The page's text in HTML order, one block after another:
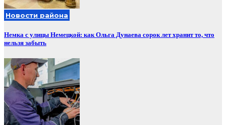
Новости района
Немка с улицы Немецкой: как Ольга Дунаева сорок лет хранит то, что
нельзя забыть